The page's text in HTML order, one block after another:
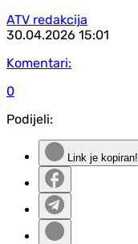
ATV redakcija
30.04.2026 15:01
Komentari:
0
Podijeli:
Link je kopiran!